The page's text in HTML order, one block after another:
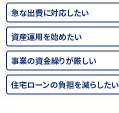
急な出費に対応したい
資産運用を始めたい
事業の資金繰りが厳しい
住宅ローンの負担を減らしたい